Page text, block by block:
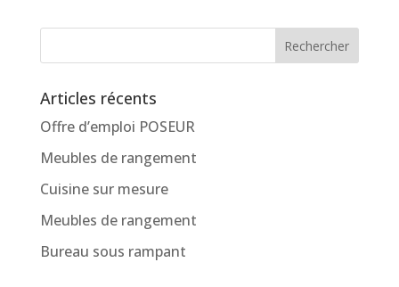
Articles récents
Offre d’emploi POSEUR
Meubles de rangement
Cuisine sur mesure
Meubles de rangement
Bureau sous rampant